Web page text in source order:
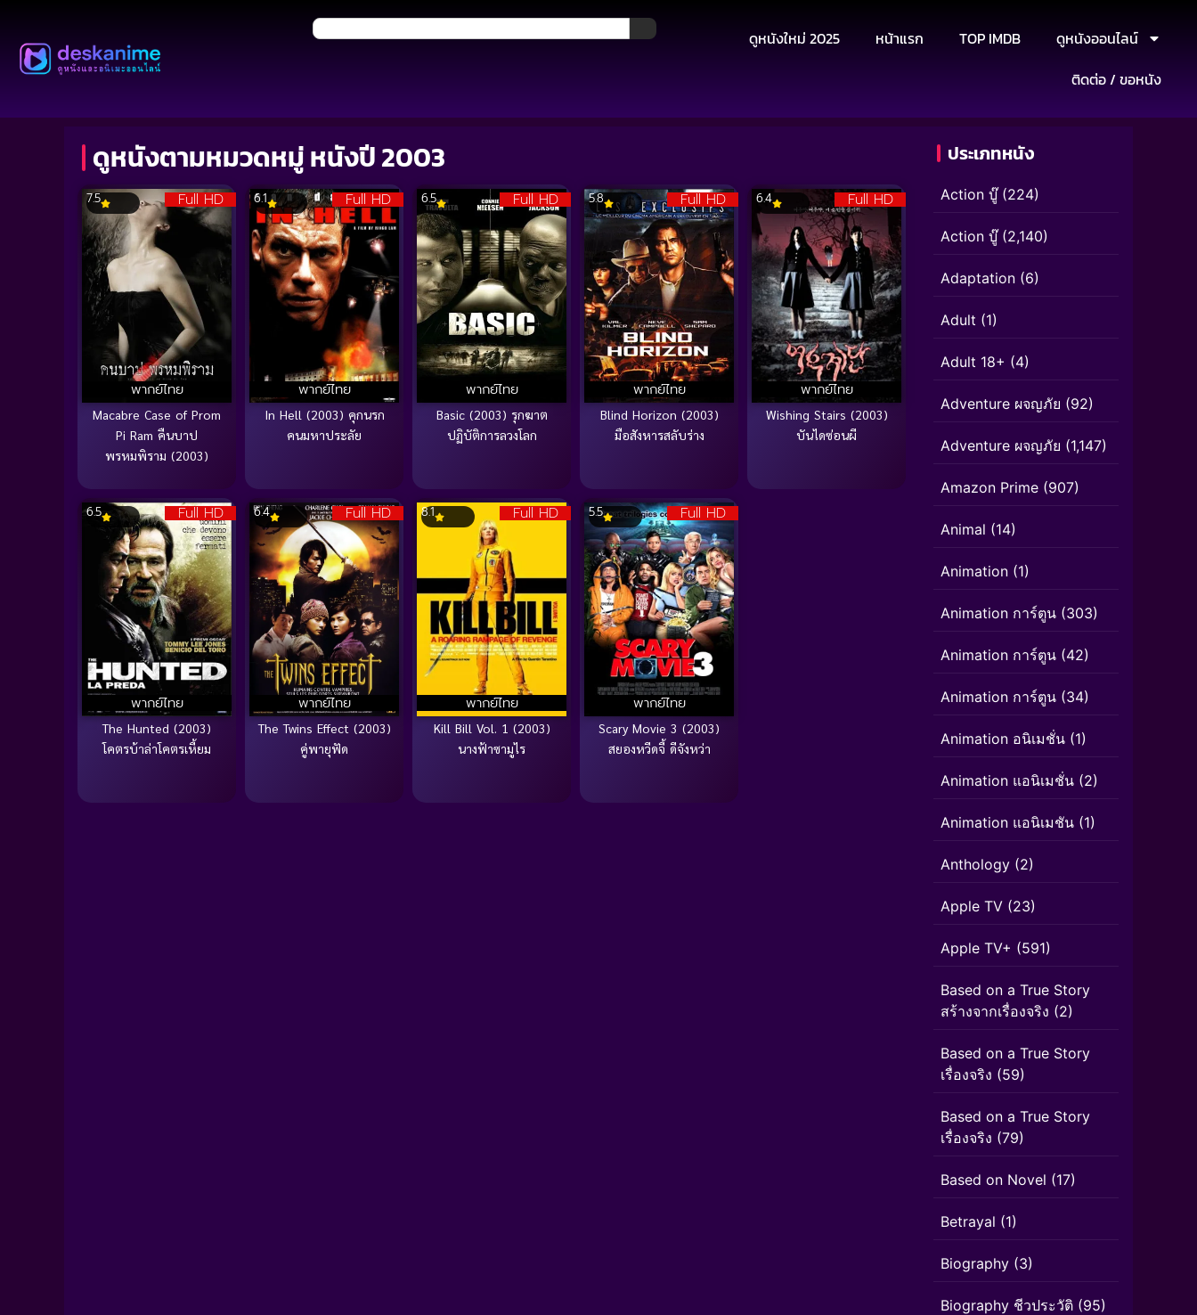
ดูหนังใหม่ 2025 หน้าแรก TOP IMDB
ดูหนังออนไลน์
ติดต่อ / ขอหนัง
ดูหนังตามหมวดหมู่ หนังปี 2003
Full HD
พากย์ไทย
7.5
Macabre Case of Prom
Pi Ram คืนบาป
พรหมพิราม (2003)
Full HD
พากย์ไทย
6.1
In Hell (2003) คุกนรก
คนมหาประลัย
Full HD
พากย์ไทย
6.5
Basic (2003) รุกฆาต
ปฏิบัติการลวงโลก
Full HD
พากย์ไทย
5.8
Blind Horizon (2003)
มือสังหารสลับร่าง
Full HD
พากย์ไทย
6.4
Wishing Stairs (2003)
บันไดซ่อนผี
Full HD
พากย์ไทย
6.5
The Hunted (2003)
โคตรบ้าล่าโคตรเหี้ยม
Full HD
พากย์ไทย
6.4
The Twins Effect (2003)
คู่พายุฟัด
Full HD
พากย์ไทย
8.1
Kill Bill Vol. 1 (2003)
นางฟ้าซามูไร
Full HD
พากย์ไทย
5.5
Scary Movie 3 (2003)
สยองหวีดจี้ ดีจังหว่า
ประเภทหนัง
Action บู๊(224)
Action บู๊(2,140)
Adaptation (6)
Adult (1)
Adult 18+ (4)
Adventure ผจญภัย (92)
Adventure ผจญภัย (1,147)
Amazon Prime (907)
Animal (14)
Animation (1)
Animation การ์ตูน (303)
Animation การ์ตูน (42)
Animation การ์ตูน (34)
Animation อนิเมชั่น (1)
Animation แอนิเมชั่น (2)
Animation แอนิเมชัน (1)
Anthology (2)
Apple TV (23)
Apple TV+ (591)
Based on a True Story
สร้างจากเรื่องจริง (2)
Based on a True Story
เรื่องจริง (59)
Based on a True Story
เรื่องจริง (79)
Based on Novel (17)
Betrayal (1)
Biography (3)
Biography ชีวประวัติ (95)